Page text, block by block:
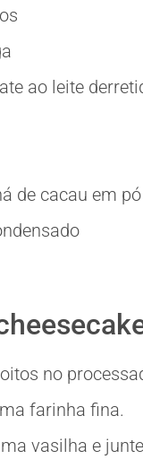
ao leite
de cacau em pó
no
farinha fina.
vasilha e